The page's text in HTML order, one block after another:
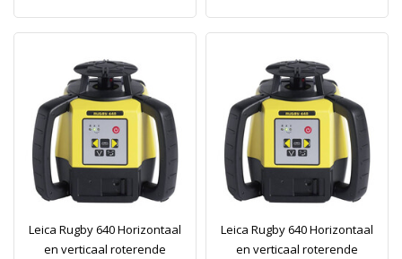
Leica Rugby 640 Horizontaal
en verticaal roterende
Leica Rugby 640 Horizontaal
en verticaal roterende